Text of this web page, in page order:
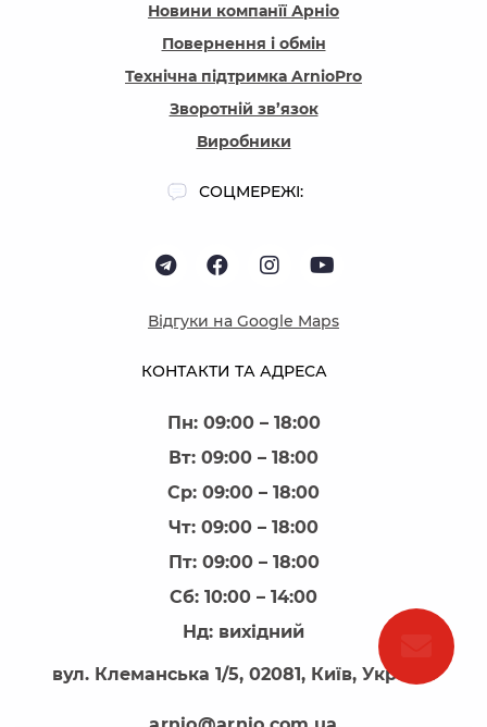
КОНТАКТИ ТА АДРЕСА
Пн: 09:00 – 18:00
Вт: 09:00 – 18:00
Ср: 09:00 – 18:00
Чт: 09:00 – 18:00
Пт: 09:00 – 18:00
Сб: 10:00 – 14:00
Нд: вихідний
вул. Клеманська 1/5, 02081, Київ, Україна
Новини компанїї Арніо
Повернення і обмін
Технічна підтримка ArnioPro
Зворотній зв’язок
Виробники
СОЦМЕРЕЖІ:
Відгуки на Google Maps